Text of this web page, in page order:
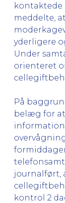
kontaktede
meddelte,
yderligere
Under
orienteret
På
belæg for
journalført,
kontrol 2